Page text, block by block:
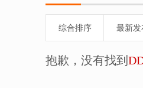
综合排序 最新发
抱歉，没有找到